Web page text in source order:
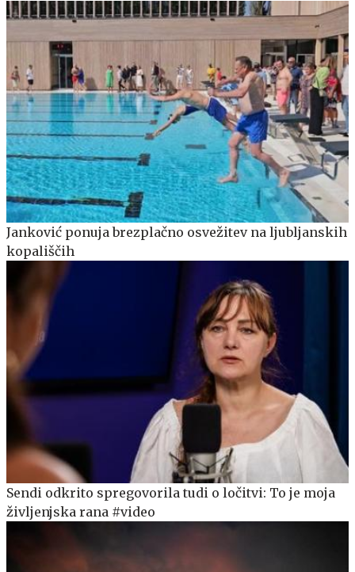
Janković ponuja brezplačno osvežitev na ljubljanskih
kopališčih
Sendi odkrito spregovorila tudi o ločitvi: To je moja
življenjska rana #video